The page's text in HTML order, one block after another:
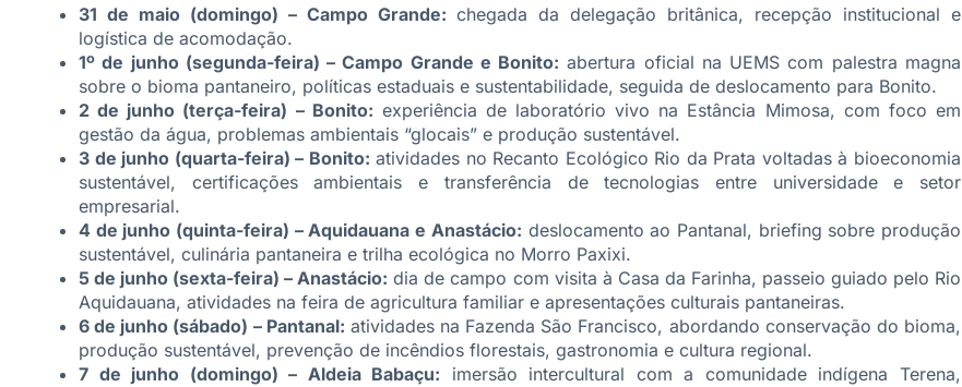
31 de maio (domingo) – Campo Grande: chegada da delegação britânica, recepção institucional e
logística de acomodação.
1º de junho (segunda-feira) – Campo Grande e Bonito: abertura oficial na UEMS com palestra magna
sobre o bioma pantaneiro, políticas estaduais e sustentabilidade, seguida de deslocamento para Bonito.
2 de junho (terça-feira) – Bonito: experiência de laboratório vivo na Estância Mimosa, com foco em
gestão da água, problemas ambientais “glocais” e produção sustentável.
3 de junho (quarta-feira) – Bonito: atividades no Recanto Ecológico Rio da Prata voltadas à bioeconomia
sustentável, certificações ambientais e transferência de tecnologias entre universidade e setor
empresarial.
4 de junho (quinta-feira) – Aquidauana e Anastácio: deslocamento ao Pantanal, briefing sobre produção
sustentável, culinária pantaneira e trilha ecológica no Morro Paxixi.
5 de junho (sexta-feira) – Anastácio: dia de campo com visita à Casa da Farinha, passeio guiado pelo Rio
Aquidauana, atividades na feira de agricultura familiar e apresentações culturais pantaneiras.
6 de junho (sábado) – Pantanal: atividades na Fazenda São Francisco, abordando conservação do bioma,
produção sustentável, prevenção de incêndios florestais, gastronomia e cultura regional.
7 de junho (domingo) – Aldeia Babaçu: imersão intercultural com a comunidade indígena Terena,